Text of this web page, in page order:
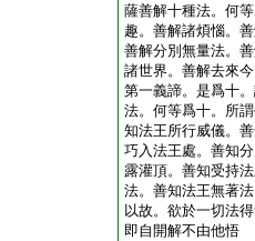
薩善解十種法。何
趣。善解諸煩惱。
善解分別無量法。
諸世界。善解去來
第一義諦。是爲十
法。何等爲十。所
知法王所行威儀。
巧入法王處。善知
露灌頂。善知受持
法。善知法王無著
以故。欲於一切法
即自開解不由他悟